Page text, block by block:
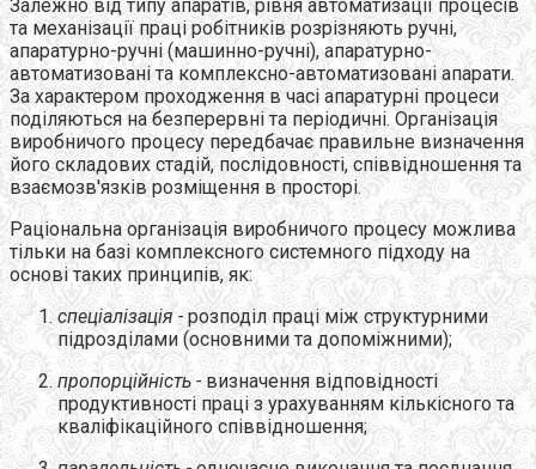
Залежно від типу апаратів, рівня автоматизації процесів
та механізації праці робітників розрізняють ручні,
апаратурно-ручні (машинно-ручні), апаратурно-
автоматизовані та комплексно-автоматизовані апарати.
За характером проходження в часі апаратурні процеси
поділяються на безперервні та періодичні. Організація
виробничого процесу передбачає правильне визначення
його складових стадій, послідовності, співвідношення та
взаємозв'язків розміщення в просторі.
Раціональна організація виробничого процесу можлива
тільки на базі комплексного системного підходу на
основі таких принципів, як:
спеціалізація - розподіл праці між структурними
підрозділами (основними та допоміжними);
пропорційність - визначення відповідності
продуктивності праці з урахуванням кількісного та
кваліфікаційного співвідношення;